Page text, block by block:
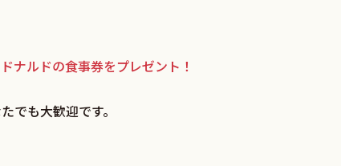
ナルドの食事券をプレゼント！
でも大歓迎です。